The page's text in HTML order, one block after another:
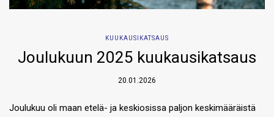
KUUKAUSIKATSAUS
Joulukuun 2025 kuukausikatsaus
20.01.2026
Joulukuu oli maan etelä- ja keskiosissa paljon keskimääräistä